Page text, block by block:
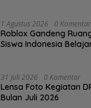
1 Agustus 2026 0 Komentar
Roblox Gandeng
Siswa Indonesia
31 Juli 2026 0 Komentar
Lensa Foto Kegiatan
Bulan Juli 2026